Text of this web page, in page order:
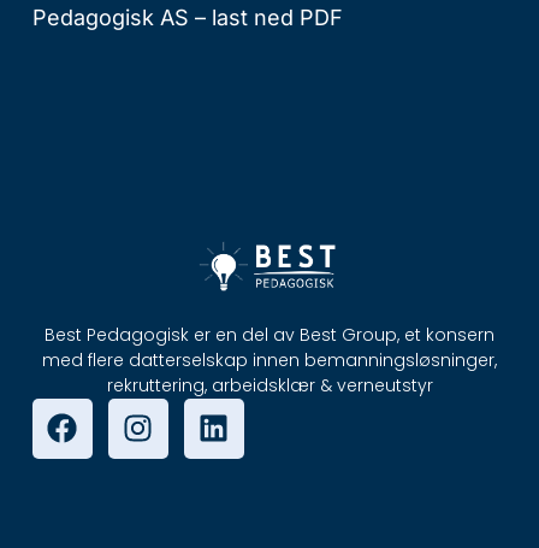
Best Pedagogisk er en del av Best Group, et konsern
med flere datterselskap innen bemanningsløsninger,
rekruttering, arbeidsklær & verneutstyr
Pedagogisk AS – last ned PDF